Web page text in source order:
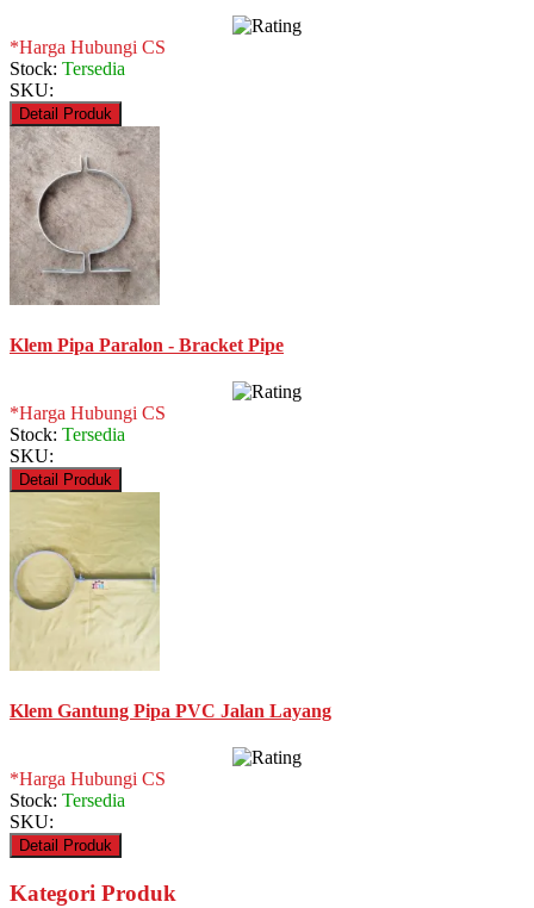
*Harga Hubungi CS
Stock: Tersedia
SKU:
Detail Produk
Klem Pipa Paralon - Bracket Pipe
*Harga Hubungi CS
Stock: Tersedia
SKU:
Detail Produk
Klem Gantung Pipa PVC Jalan Layang
*Harga Hubungi CS
Stock: Tersedia
SKU:
Detail Produk
Kategori Produk